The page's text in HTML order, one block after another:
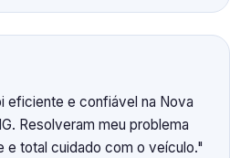
eficiente e confiável na Nova
Resolveram meu problema
e total cuidado com o veículo.